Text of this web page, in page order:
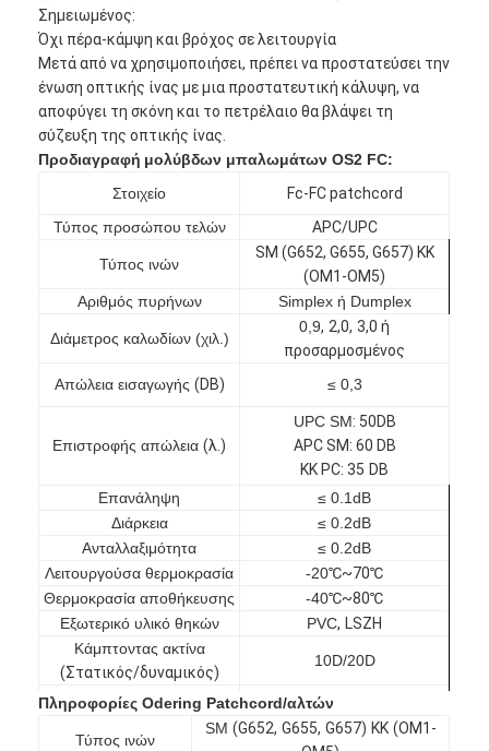
Σπίτι
Προϊόντα
Σημειωμένος:
Όχι πέρα-κάμψη και βρόχος σε λειτουργία
Μετά από να χρησιμοποιήσει, πρέπει να προστατεύσει την
ένωση οπτικής ίνας με μια προστατευτική κάλυψη, να
αποφύγει τη σκόνη και το πετρέλαιο θα βλάψει τη
σύζευξη της οπτικής ίνας.
Προδιαγραφή μολύβδων μπαλωμάτων OS2 FC:
Στοιχείο
Fc-FC patchcord
Τύπος προσώπου τελών
APC/UPC
Τύπος ινών
SM (G652, G655, G657) ΚΚ
(OM1-OM5)
Αριθμός πυρήνων
Simplex ή Dumplex
Διάμετρος καλωδίων (χιλ.)
0,9, 2,0, 3,0 ή
προσαρμοσμένος
Απώλεια εισαγωγής (DB) ≤ 0,3
Επιστροφής απώλεια(λ.)
UPC SM: 50DB
APC SM: 60 DB
ΚΚ PC: 35 DB
Επανάληψη
≤ 0.1dB
Διάρκεια
≤ 0.2dB
Ανταλλαξιμότητα
≤ 0.2dB
Λειτουργούσα θερμοκρασία
-20℃~70℃
Θερμοκρασία αποθήκευσης
-40℃~80℃
Εξωτερικό υλικό θηκών
PVC, LSZH
Κάμπτοντας ακτίνα
(Στατικός/δυναμικός)
10D/20D
Μήκος Προσαρμοσμένος
Πληροφορίες Odering Patchcord/αλτών
Τύπος ινών
SM (G652, G655, G657) ΚΚ (OM1-